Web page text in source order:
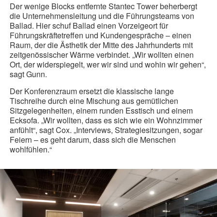
Der wenige Blocks entfernte Stantec Tower beherbergt
die Unternehmensleitung und die Führungsteams von
Ballad. Hier schuf Ballad einen Vorzeigeort für
Führungskräftetreffen und Kundengespräche – einen
Raum, der die Ästhetik der Mitte des Jahrhunderts mit
zeitgenössischer Wärme verbindet. „Wir wollten einen
Ort, der widerspiegelt, wer wir sind und wohin wir gehen“,
sagt Gunn.
Der Konferenzraum ersetzt die klassische lange
Tischreihe durch eine Mischung aus gemütlichen
Sitzgelegenheiten, einem runden Esstisch und einem
Ecksofa. „Wir wollten, dass es sich wie ein Wohnzimmer
anfühlt“, sagt Cox. „Interviews, Strategiesitzungen, sogar
Feiern – es geht darum, dass sich die Menschen
wohlfühlen.“